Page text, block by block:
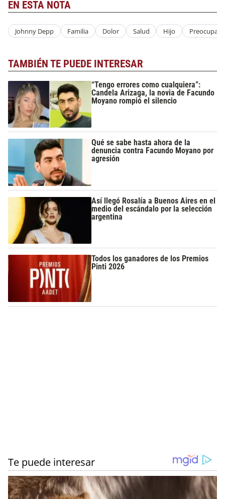
EN ESTA NOTA
Johnny Depp Familia Dolor Salud Hijo
TAMBIÉN TE PUEDE INTERESAR
“Tengo errores como cualquiera”:
Candela Arizaga, la novia de Facundo
Moyano rompió el silencio
Qué se sabe hasta ahora de la
denuncia contra Facundo Moyano por
agresión
Así llegó Rosalía a Buenos Aires en el
medio del escándalo por la selección
argentina
Todos los ganadores de los Premios
Pinti 2026